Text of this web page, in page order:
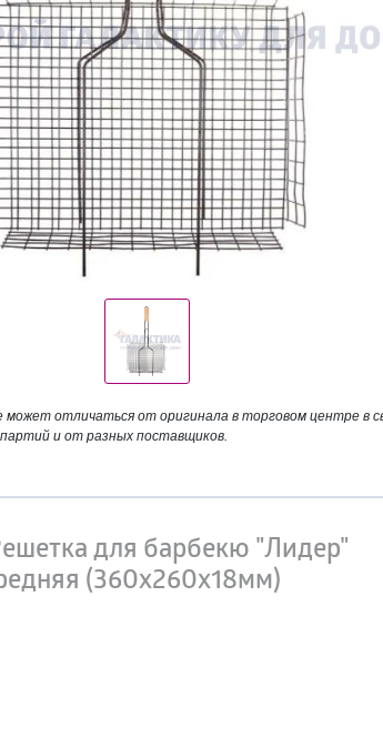
отличаться от оригинала в торговом центре в
и от разных поставщиков.
для барбекю "Лидер"
(360х260х18мм)